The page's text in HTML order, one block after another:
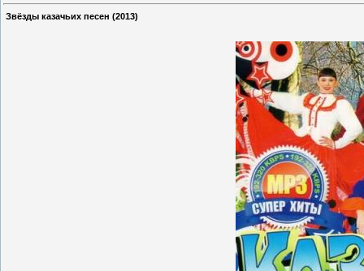
Звёзды казачьих песен (2013)